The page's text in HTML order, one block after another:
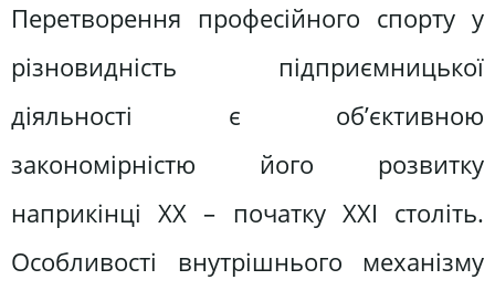
Перетворення професійного спорту у
різновидність підприємницької
діяльності є об’єктивною
закономірністю його розвитку
наприкінці ХХ – початку ХХІ століть.
Особливості внутрішнього механізму